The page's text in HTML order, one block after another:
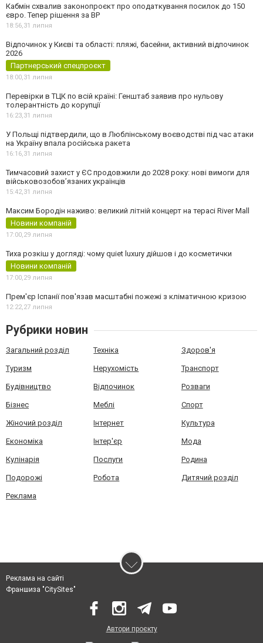
Кабмін схвалив законопроєкт про оподаткування посилок до 150
євро. Тепер рішення за ВР
18:56,31 липня
Відпочинок у Києві та області: пляжі, басейни, активний відпочинок
2026
Партнерський спецпроєкт
18:00,31 липня
Перевірки в ТЦК по всій країні: Генштаб заявив про нульову
толерантність до корупції
16:23,31 липня
У Польщі підтвердили, що в Люблінському воєводстві під час атаки
на Україну впала російська ракета
16:16,31 липня
Тимчасовий захист у ЄС продовжили до 2028 року: нові вимоги для
військовозобов’язаних українців
15:42,31 липня
Максим Бородін наживо: великий літній концерт на терасі River Mall
Новини компаній
17:00,29 липня
Тиха розкіш у догляді: чому quiet luxury дійшов і до косметички
Новини компаній
17:00,29 липня
Прем'єр Іспанії пов'язав масштабні пожежі з кліматичною кризою
12:22,27 липня
Рубрики новин
Загальний розділ Техніка Здоров'я
Туризм Нерухомість Транспорт
Будівництво Відпочинок Розваги
Бізнес Меблі Спорт
Жіночий розділ Інтернет Культура
Економіка Інтер'єр Мода
Кулінарія Послуги Родина
Подорожі Робота Дитячий розділ
Реклама
Реклама на сайті
Франшиза "CitySites"
Автори проєкту